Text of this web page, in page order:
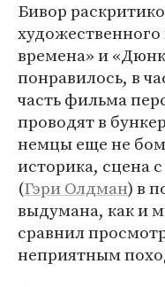
Бивор
времена» и
понравилось, в
часть фильма
проводят в
немцы еще не
историка, сцена с
(Гэри Олдман) в
выдумана, как и
сравнил
неприятным